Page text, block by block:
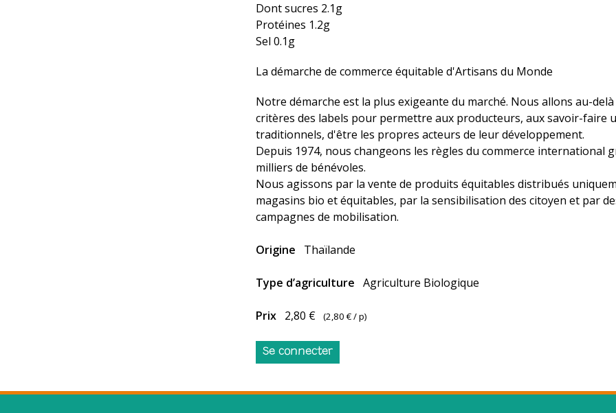
Dont sucres 2.1g
Protéines 1.2g
Sel 0.1g
La démarche de commerce équitable d'Artisans du Monde
Notre démarche est la plus exigeante du marché. Nous allons au-delà
critères des labels pour permettre aux producteurs, aux savoir-faire
traditionnels, d'être les propres acteurs de leur développement.
Depuis 1974, nous changeons les règles du commerce international
milliers de bénévoles.
Nous agissons par la vente de produits équitables distribués
magasins bio et équitables, par la sensibilisation des citoyen et par
campagnes de mobilisation.
Origine Thaïlande
Type d’agriculture Agriculture Biologique
Prix 2,80 € (2,80 €/ p)
Se connecter